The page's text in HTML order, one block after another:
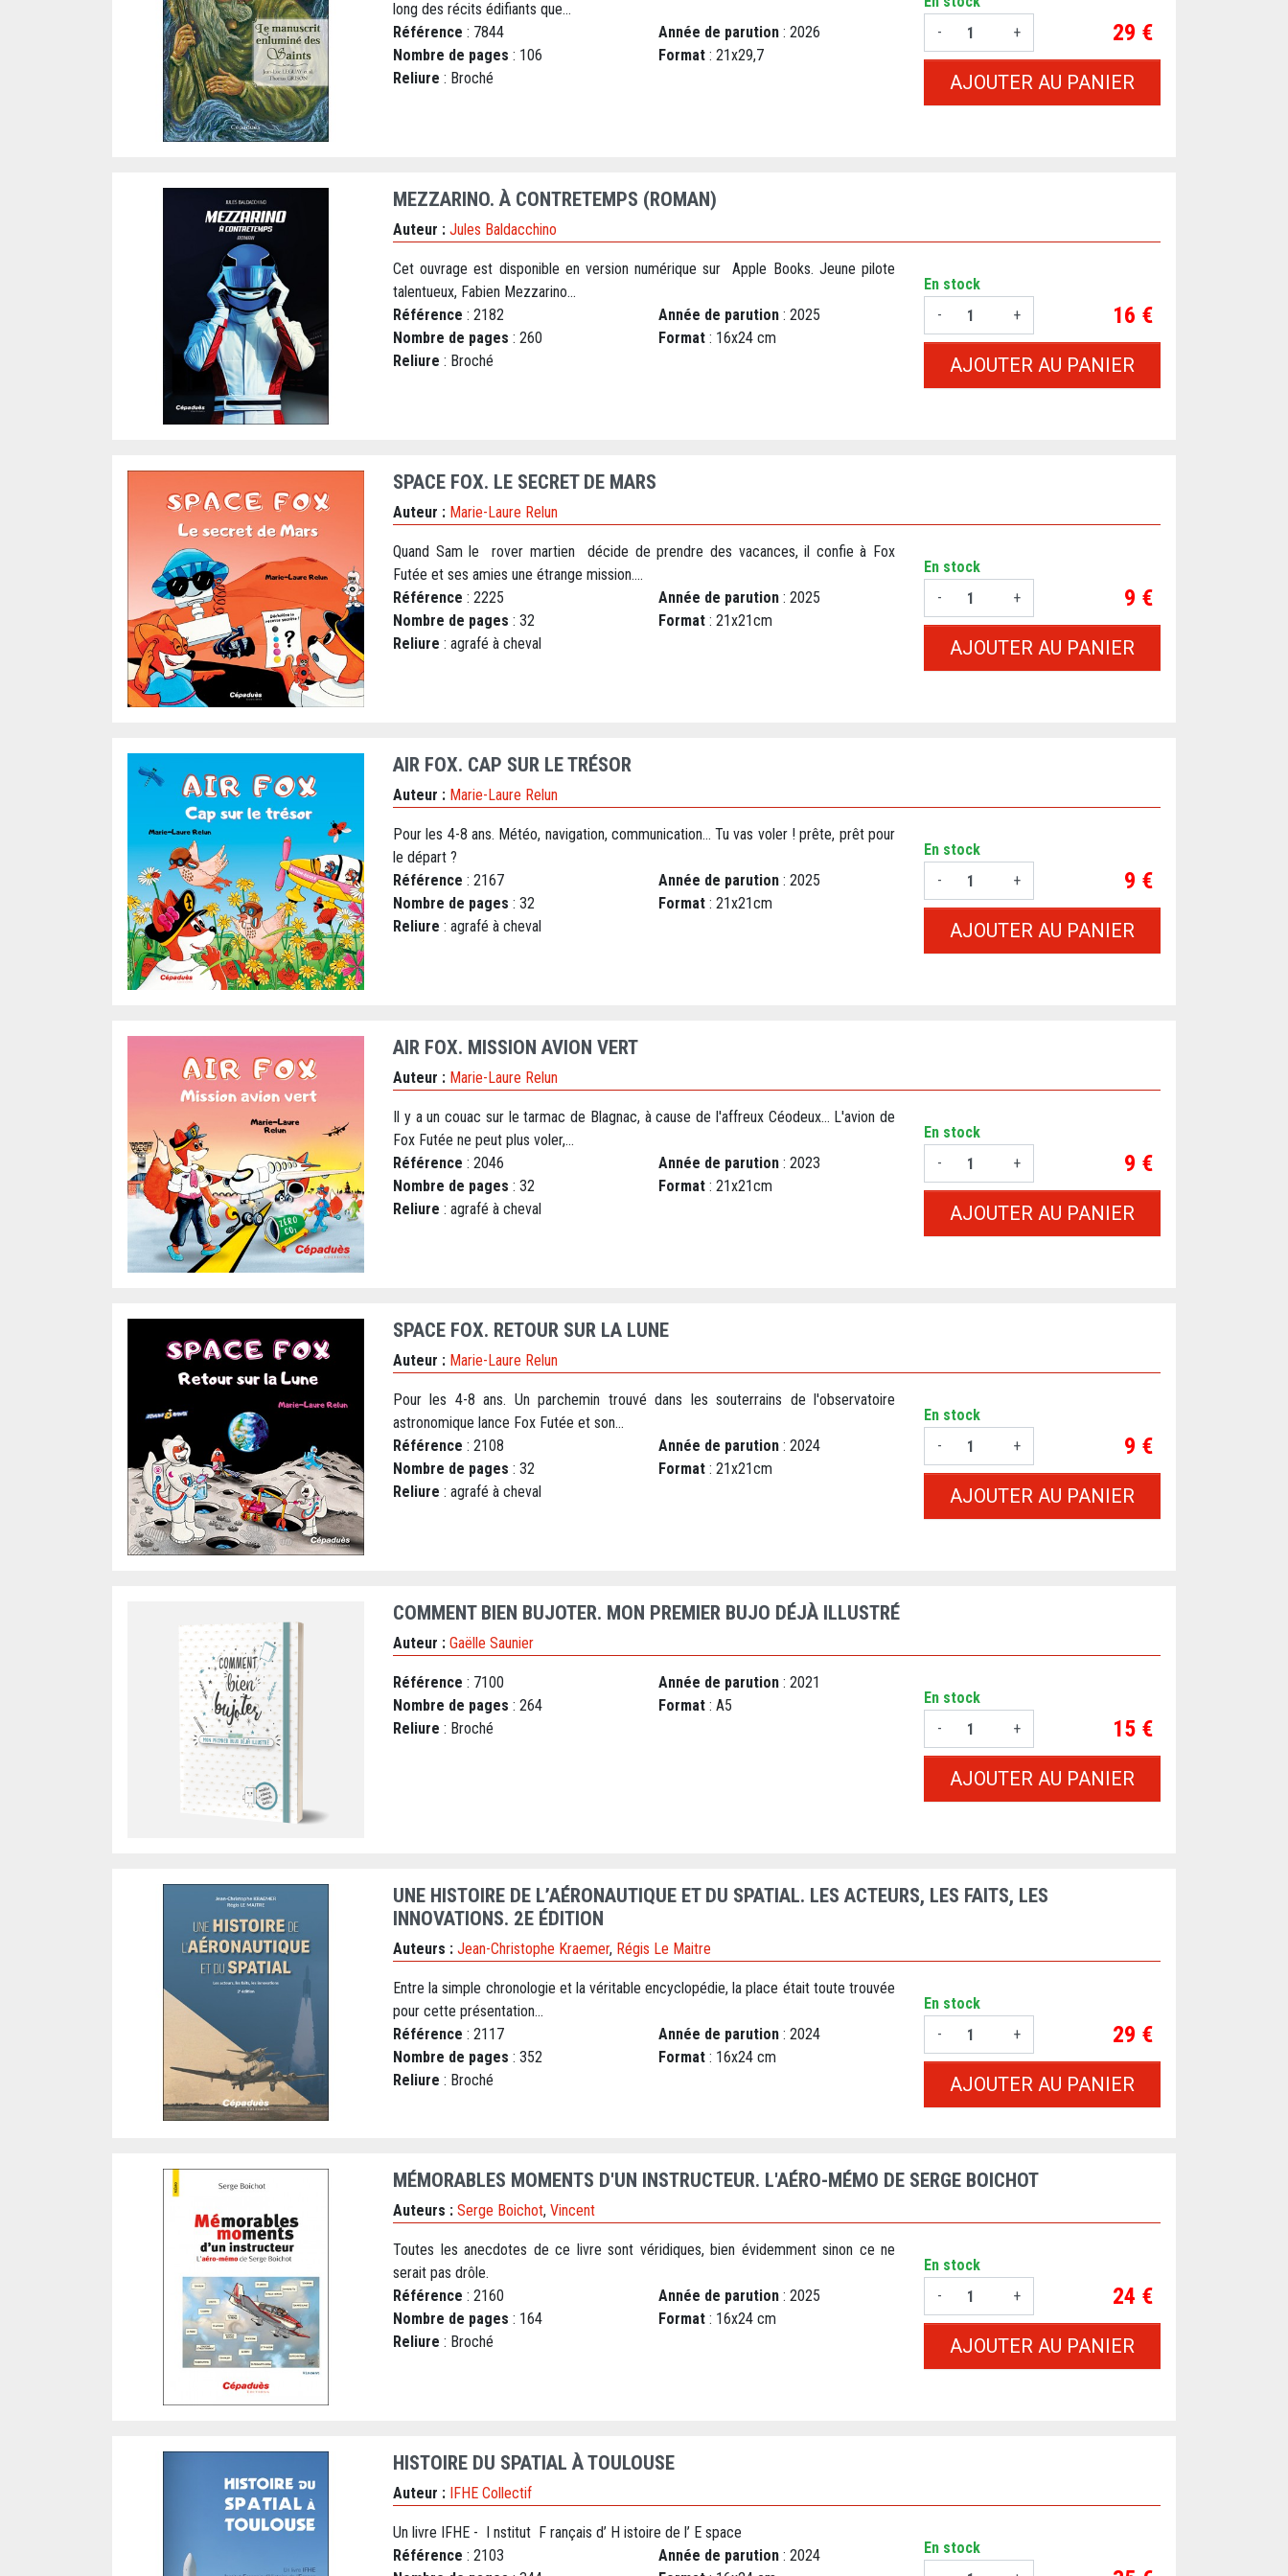
long des récits édifiants que...
Référence : 7844 Année de parution : 2026
Nombre de pages : 106 Format : 21x29,7
Reliure : Broché
-
+ Prix
29 €
AJOUTER AU PANIER
MEZZARINO. À CONTRETEMPS (ROMAN)
Auteur : Jules Baldacchino
Cet ouvrage est disponible en version numérique sur Apple Books. Jeune pilote
talentueux, Fabien Mezzarino...
Référence : 2182 Année de parution : 2025
Nombre de pages : 260 Format : 16x24 cm
Reliure : Broché
En stock
-
+ Prix
16 €
AJOUTER AU PANIER
SPACE FOX. LE SECRET DE MARS
Auteur : Marie-Laure Relun
Quand Sam le rover martien décide de prendre des vacances, il confie à Fox
Futée et ses amies une étrange mission....
Référence : 2225 Année de parution : 2025
Nombre de pages : 32 Format : 21x21cm
Reliure : agrafé à cheval
En stock
-
+ Prix
9 €
AJOUTER AU PANIER
AIR FOX. CAP SUR LE TRÉSOR
Auteur : Marie-Laure Relun
Pour les 4-8 ans. Météo, navigation, communication… Tu vas voler ! prête, prêt pour
le départ ?
Référence : 2167 Année de parution : 2025
Nombre de pages : 32 Format : 21x21cm
Reliure : agrafé à cheval
En stock
-
+ Prix
9 €
AJOUTER AU PANIER
AIR FOX. MISSION AVION VERT
Auteur : Marie-Laure Relun
Il y a un couac sur le tarmac de Blagnac, à cause de l'affreux Céodeux... L'avion de
Fox Futée ne peut plus voler,...
Référence : 2046 Année de parution : 2023
Nombre de pages : 32 Format : 21x21cm
Reliure : agrafé à cheval
En stock
-
+ Prix
9 €
AJOUTER AU PANIER
SPACE FOX. RETOUR SUR LA LUNE
Auteur : Marie-Laure Relun
Pour les 4-8 ans. Un parchemin trouvé dans les souterrains de l'observatoire
astronomique lance Fox Futée et son...
Référence : 2108 Année de parution : 2024
Nombre de pages : 32 Format : 21x21cm
Reliure : agrafé à cheval
En stock
-
+ Prix
9 €
AJOUTER AU PANIER
COMMENT BIEN BUJOTER. MON PREMIER BUJO DÉJÀ ILLUSTRÉ
Auteur : Gaëlle Saunier
Référence : 7100 Année de parution : 2021
Nombre de pages : 264 Format : A5
Reliure : Broché
En stock
-
+ Prix
15 €
AJOUTER AU PANIER
UNE HISTOIRE DE L’AÉRONAUTIQUE ET DU SPATIAL. LES ACTEURS, LES FAITS, LES
INNOVATIONS. 2E ÉDITION
Auteurs : Jean-Christophe Kraemer, Régis Le Maitre
Entre la simple chronologie et la véritable encyclopédie, la place était toute trouvée
pour cette présentation...
Référence : 2117 Année de parution : 2024
Nombre de pages : 352 Format : 16x24 cm
Reliure : Broché
En stock
-
+ Prix
29 €
AJOUTER AU PANIER
MÉMORABLES MOMENTS D'UN INSTRUCTEUR. L'AÉRO-MÉMO DE SERGE BOICHOT
Auteurs : Serge Boichot, Vincent
Toutes les anecdotes de ce livre sont véridiques, bien évidemment sinon ce ne
serait pas drôle.
Référence : 2160 Année de parution : 2025
Nombre de pages : 164 Format : 16x24 cm
Reliure : Broché
En stock
-
+ Prix
24 €
AJOUTER AU PANIER
HISTOIRE DU SPATIAL À TOULOUSE
Auteur : IFHE Collectif
Un livre IFHE - I nstitut F rançais d’ H istoire de l’ E space
Référence : 2103 Année de parution : 2024
En stock